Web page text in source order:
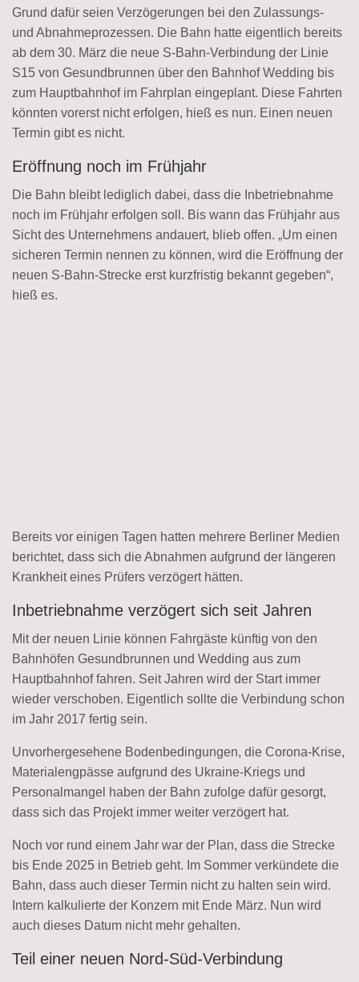
Grund dafür seien Verzögerungen bei den Zulassungs-
und Abnahmeprozessen. Die Bahn hatte eigentlich bereits
ab dem 30. März die neue S-Bahn-Verbindung der Linie
S15 von Gesundbrunnen über den Bahnhof Wedding bis
zum Hauptbahnhof im Fahrplan eingeplant. Diese Fahrten
könnten vorerst nicht erfolgen, hieß es nun. Einen neuen
Termin gibt es nicht.
Eröffnung noch im Frühjahr
Die Bahn bleibt lediglich dabei, dass die Inbetriebnahme
noch im Frühjahr erfolgen soll. Bis wann das Frühjahr aus
Sicht des Unternehmens andauert, blieb offen. „Um einen
sicheren Termin nennen zu können, wird die Eröffnung der
neuen S-Bahn-Strecke erst kurzfristig bekannt gegeben“,
hieß es.
Bereits vor einigen Tagen hatten mehrere Berliner Medien
berichtet, dass sich die Abnahmen aufgrund der längeren
Krankheit eines Prüfers verzögert hätten.
Inbetriebnahme verzögert sich seit Jahren
Mit der neuen Linie können Fahrgäste künftig von den
Bahnhöfen Gesundbrunnen und Wedding aus zum
Hauptbahnhof fahren. Seit Jahren wird der Start immer
wieder verschoben. Eigentlich sollte die Verbindung schon
im Jahr 2017 fertig sein.
Unvorhergesehene Bodenbedingungen, die Corona-Krise,
Materialengpässe aufgrund des Ukraine-Kriegs und
Personalmangel haben der Bahn zufolge dafür gesorgt,
dass sich das Projekt immer weiter verzögert hat.
Noch vor rund einem Jahr war der Plan, dass die Strecke
bis Ende 2025 in Betrieb geht. Im Sommer verkündete die
Bahn, dass auch dieser Termin nicht zu halten sein wird.
Intern kalkulierte der Konzern mit Ende März. Nun wird
auch dieses Datum nicht mehr gehalten.
Teil einer neuen Nord-Süd-Verbindung